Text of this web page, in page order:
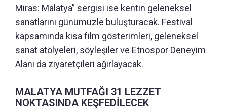
Miras: Malatya” sergisi ise kentin geleneksel
sanatlarını günümüzle buluşturacak. Festival
kapsamında kısa film gösterimleri, geleneksel
sanat atölyeleri, söyleşiler ve Etnospor Deneyim
Alanı da ziyaretçileri ağırlayacak.
MALATYA MUTFAĞI 31 LEZZET
NOKTASINDA KEŞFEDİLECEK